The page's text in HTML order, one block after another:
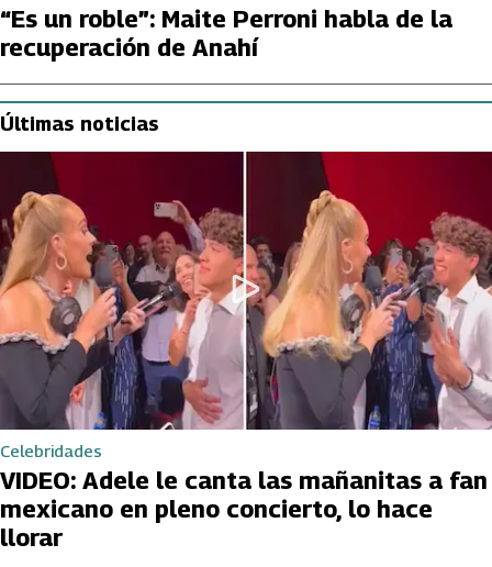
“Es un roble”: Maite Perroni habla de la
recuperación de Anahí
Últimas noticias
Celebridades
VIDEO: Adele le canta las mañanitas a fan
mexicano en pleno concierto, lo hace
llorar